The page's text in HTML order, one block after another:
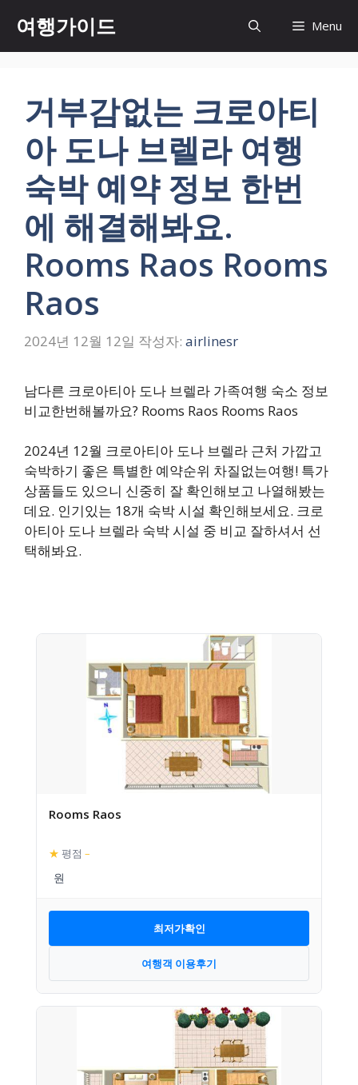
츠
여행가이드 Menu
거부감없는 크로아티
아 도나 브렐라 여행
숙박 예약 정보 한번
에 해결해봐요.
Rooms Raos Rooms
Raos
2024년 12월 12일 작성자: airlinesr
남다른 크로아티아 도나 브렐라 가족여행 숙소 정보
비교한번해볼까요? Rooms Raos Rooms Raos
2024년 12월 크로아티아 도나 브렐라 근처 가깝고
숙박하기 좋은 특별한 예약순위 차질없는여행! 특가
상품들도 있으니 신중히 잘 확인해보고 나열해봤는
데요. 인기있는 18개 숙박 시설 확인해보세요. 크로
아티아 도나 브렐라 숙박 시설 중 비교 잘하셔서 선
택해봐요.
Rooms Raos
★ 평점 –
최저가확인
여행객 이용후기